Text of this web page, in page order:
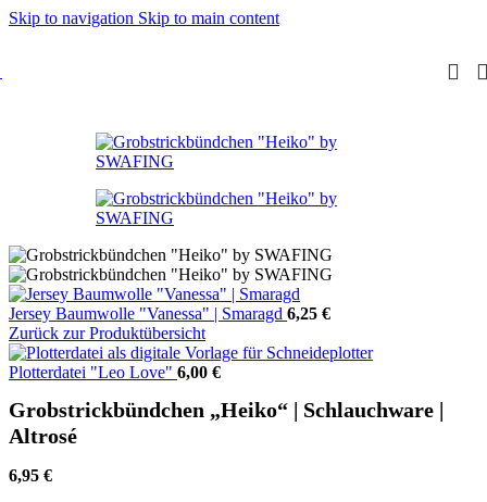
Skip to navigation Skip to main content
Jersey Baumwolle "Vanessa" | Smaragd 6,25 €
Zurück zur Produktübersicht
Plotterdatei "Leo Love" 6,00 €
Grobstrickbündchen „Heiko“ | Schlauchware |
Altrosé
6,95 €